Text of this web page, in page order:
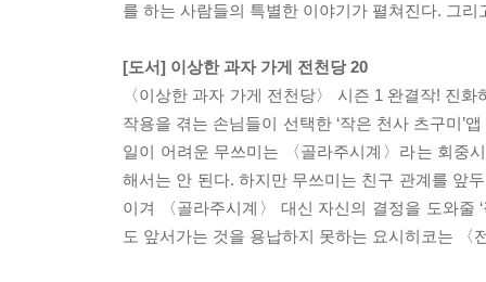
를 하는 사람들의 특별한 이야기가 펼쳐진다. 그
[도서] 이상한 과자 가게 전천당 20
〈이상한 과자 가게 전천당〉 시즌 1 완결작! 진
작용을 겪는 손님들이 선택한 ‘작은 천사 츠구미’
일이 어려운 무쓰미는 〈골라주시계〉라는 회중
해서는 안 된다. 하지만 무쓰미는 친구 관계를 앞
이겨 〈골라주시계〉 대신 자신의 결정을 도와줄
도 앞서가는 것을 용납하지 못하는 요시히코는